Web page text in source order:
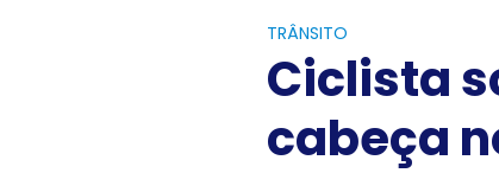
TRÂNSITO
Ciclista
cabeça